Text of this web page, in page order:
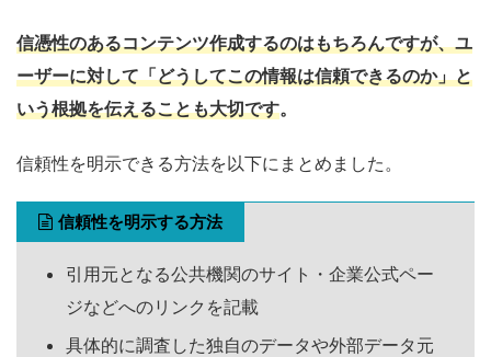
信憑性のあるコンテンツ作成するのはもちろんですが、ユ
ーザーに対して「どうしてこの情報は信頼できるのか」と
いう根拠を伝えることも大切です。
信頼性を明示できる方法を以下にまとめました。
信頼性を明示する方法
引用元となる公共機関のサイト・企業公式ペー
ジなどへのリンクを記載
具体的に調査した独自のデータや外部データ元